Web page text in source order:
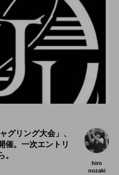
グリング大会」、
催。一次エントリ
。
hiro
nozaki